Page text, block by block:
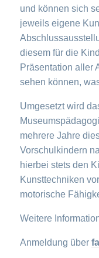
und können sich
jeweils eigene
diesem für die
Präsentation aller
sehen können,
Umgesetzt wird
mehrere Jahre
Vorschulkindern
hierbei stets den
Kunsttechniken
motorische
Weitere
Anmeldung über